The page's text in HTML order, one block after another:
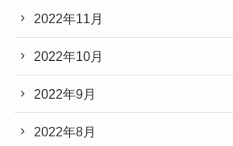
2022年11月
2022年10月
2022年9月
2022年8月